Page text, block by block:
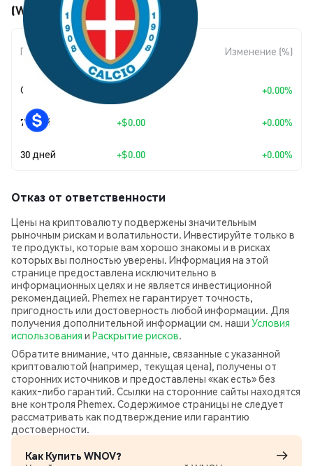
(WNOV)
Период
Изменение
суммы
Изменение (%)
Сегодня +0.00%
7 дней +$0.00 +0.00%
30 дней +$0.00 +0.00%
Отказ от ответственности
Цены на криптовалюту подвержены значительным
рыночным рискам и волатильности. Инвестируйте только в
те продукты, которые вам хорошо знакомы и в рисках
которых вы полностью уверены. Информация на этой
странице предоставлена исключительно в
информационных целях и не является инвестиционной
рекомендацией. Phemex не гарантирует точность,
пригодность или достоверность любой информации. Для
получения дополнительной информации см. наши Условия
использования и Раскрытие рисков.
Обратите внимание, что данные, связанные с указанной
криптовалютой (например, текущая цена), получены от
сторонних источников и предоставлены «как есть» без
каких‑либо гарантий. Ссылки на сторонние сайты находятся
вне контроля Phemex. Содержимое страницы не следует
рассматривать как подтверждение или гарантию
достоверности.
Как Купить WNOV?